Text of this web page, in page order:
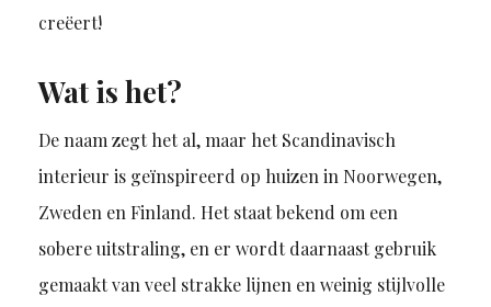
creëert!
Wat is het?
De naam zegt het al, maar het Scandinavisch
interieur is geïnspireerd op huizen in Noorwegen,
Zweden en Finland. Het staat bekend om een
sobere uitstraling, en er wordt daarnaast gebruik
gemaakt van veel strakke lijnen en weinig stijlvolle